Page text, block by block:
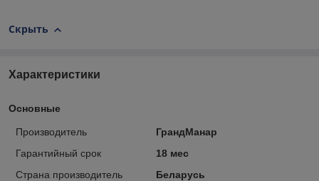
Скрыть
Характеристики
Основные
Производитель
ГрандМанар
Гарантийный срок
18 мес
Страна производитель
Беларусь